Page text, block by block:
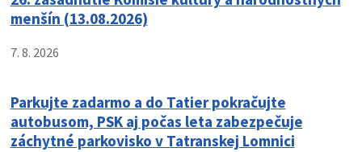
menšín (13.08.2026)
7. 8. 2026
Parkujte zadarmo a do Tatier pokračujte
autobusom, PSK aj počas leta zabezpečuje
záchytné parkovisko v Tatranskej Lomnici